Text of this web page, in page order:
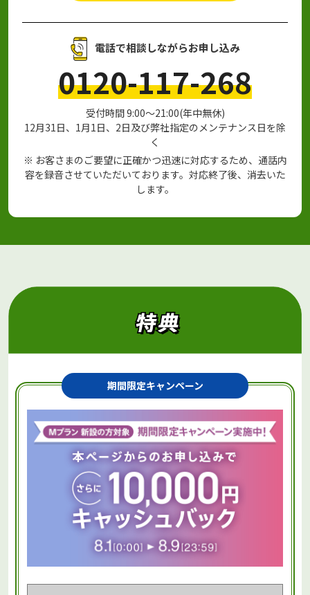
電話で相談しながらお申し込み
0120-117-268
受付時間 9:00～21:00(年中無休)
12月31日、1月1日、2日及び弊社指定のメンテナンス日を除
く
※ お客さまのご要望に正確かつ迅速に対応するため、通話内
容を録音させていただいております。対応終了後、消去いた
します。
期間限定キャンペーン